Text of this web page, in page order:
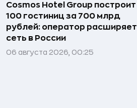
Cosmos Hotel Group построит
100 гостиниц за 700 млрд
рублей: оператор расширяет
сеть в России
06 августа 2026, 00:25